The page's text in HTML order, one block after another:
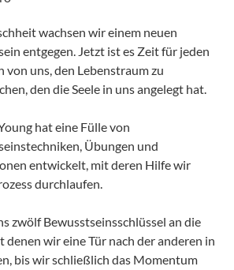
wachsen wir einem neuen
entgegen. Jetzt ist es Zeit für jeden
von uns, den Lebenstraum zu
den die Seele in uns angelegt hat.
hat eine Fülle von
Übungen und
entwickelt, mit deren Hilfe wir
durchlaufen.
zwölf Bewusstseinsschlüssel an die
denen wir eine Tür nach der anderen in
bis wir schließlich das Momentum